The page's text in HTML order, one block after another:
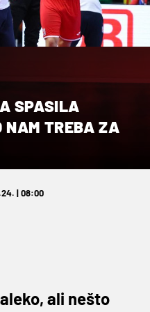
SPASILA
NAM TREBA ZA
| 08:00
ali nešto